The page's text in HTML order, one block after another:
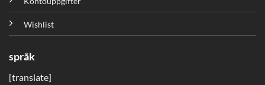
Wishlist
språk
[translate]